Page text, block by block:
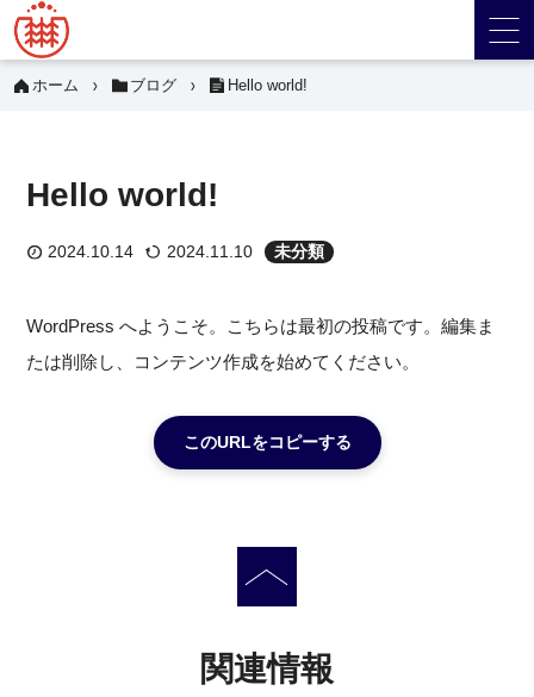
ホーム ブログ Hello world!
Hello world!
2024.10.14 2024.11.10 未分類
WordPress へようこそ。こちらは最初の投稿です。編集ま
たは削除し、コンテンツ作成を始めてください。
このURLをコピーする
関連情報